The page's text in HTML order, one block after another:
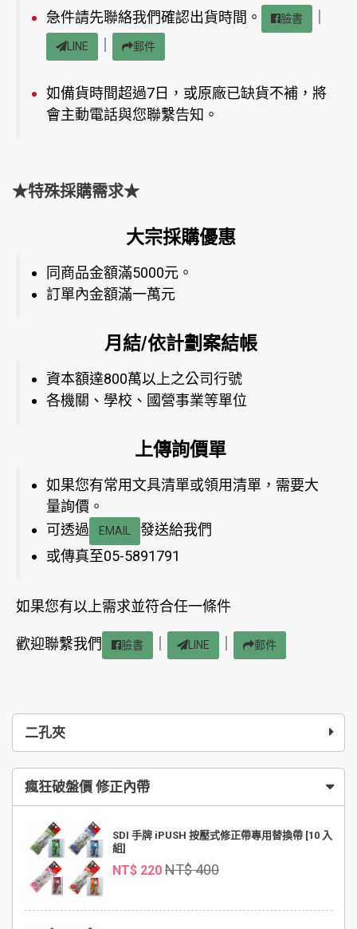
二孔夾
瘋狂破盤價 修正內帶
SDI 手牌 iPUSH 按壓式修正帶專用替換帶 [10 入
組]
NT$ 220 NT$ 400
急件請先聯絡我們確認出貨時間。 臉書
LINE 郵件
如備貨時間超過7日，或原廠已缺貨不補，將
會主動電話與您聯繫告知。
★特殊採購需求★
大宗採購優惠
同商品金額滿5000元。
訂單內金額滿一萬元
月結/依計劃案結帳
資本額達800萬以上之公司行號
各機關、學校、國營事業等單位
上傳詢價單
如果您有常用文具清單或領用清單，需要大
量詢價。
可透過
EMAIL
發送給我們
或傳真至05-5891791
如果您有以上需求並符合任一條件
歡迎聯繫我們 臉書 LINE 郵件